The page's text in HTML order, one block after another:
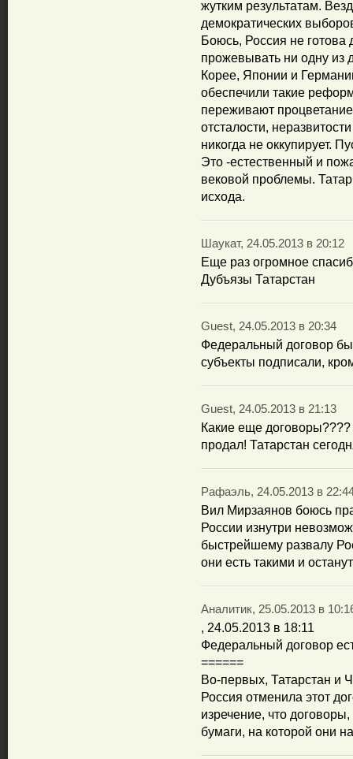
жутким результатам.
демократических
Боюсь, Россия не готова
прожевывать ни одну из
Корее, Японии и
обеспечили такие
переживают
отсталости,
никогда не оккупирует.
Это -естественный и
вековой проблемы.
исхода.
Шаукат, 24.05.2013 в 20:12
Еще раз огромное
Дубъязы Татарстан
Guest, 24.05.2013 в 20:34
Федеральный договор
субъекты подписали,
Guest, 24.05.2013 в 21:13
Какие еще
продал! Татарстан
Рафаэль, 24.05.2013 в
Вил Мирзаянов боюсь
России изнутри
быстрейшему развалу
они есть такими и
Аналитик, 25.05.2013 в
, 24.05.2013 в 18:11
Федеральный договор
======
Во-первых, Татарстан и
Россия отменила этот
изречение, что
бумаги, на которой они